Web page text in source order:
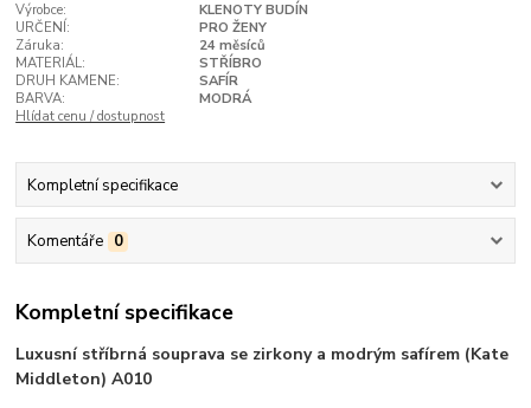
Výrobce:
KLENOTY BUDÍN
URČENÍ:
PRO ŽENY
Záruka:
24 měsíců
MATERIÁL:
STŘÍBRO
DRUH KAMENE:
SAFÍR
BARVA:
MODRÁ
Hlídat cenu / dostupnost
Kompletní specifikace
Komentáře 0
Kompletní specifikace
Luxusní stříbrná souprava se zirkony a modrým safírem (Kate
Middleton) A010